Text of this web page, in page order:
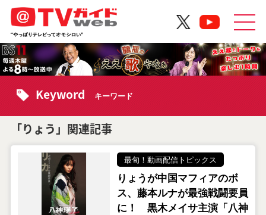
Keyword キーワード
「りょう」関連記事
最旬！動画配信トピックス
りょうが中国マフィアのボ
ス、藤本ルナが最強戦闘要員
に！ 黒木メイサ主演「八神